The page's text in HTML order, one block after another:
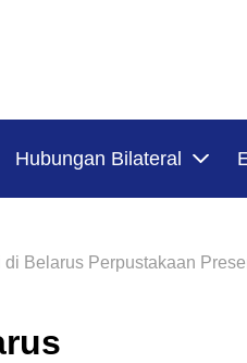
Hubungan Bilateral
di Belarus Perpustakaan